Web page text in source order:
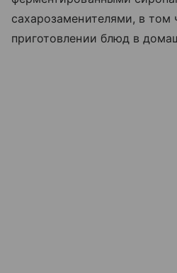
сахарозаменителями, в том
приготовлении блюд в